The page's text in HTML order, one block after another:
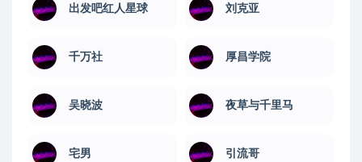
出发吧红人星球 刘克亚
千万社 厚昌学院
吴晓波 夜草与千里马
宅男 引流哥